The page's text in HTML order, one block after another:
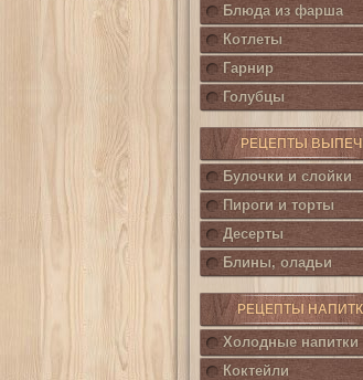
Блюда из фарша
Котлеты
Гарнир
Голубцы
РЕЦЕПТЫ
Булочки и слойки
Пироги и торты
Десерты
Блины, оладьи
РЕЦЕПТЫ
Холодные напитки
Коктейли